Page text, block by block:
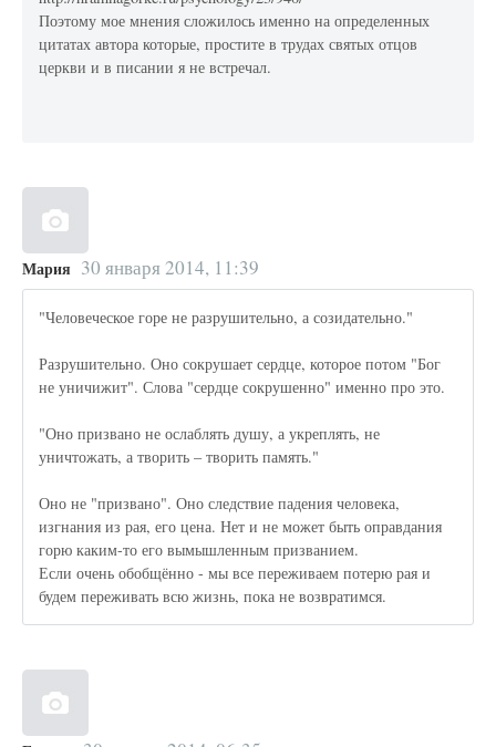
Поэтому мое мнения сложилось именно на определенных
цитатах автора которые, простите в трудах святых отцов
церкви и в писании я не встречал.
Мария 30 января 2014, 11:39
"Человеческое горе не разрушительно, а созидательно."
Разрушительно. Оно сокрушает сердце, которое потом "Бог
не уничижит". Слова "сердце сокрушенно" именно про это.
"Оно призвано не ослаблять душу, а укреплять, не
уничтожать, а творить – творить память."
Оно не "призвано". Оно следствие падения человека,
изгнания из рая, его цена. Нет и не может быть оправдания
горю каким-то его вымышленным призванием.
Если очень обобщённо - мы все переживаем потерю рая и
будем переживать всю жизнь, пока не возвратимся.